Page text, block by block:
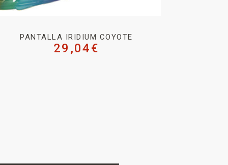
PANTALLA IRIDIUM COYOTE
29,04€